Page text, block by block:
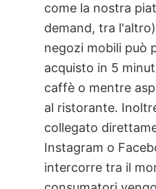
come la nostra
demand, tra
negozi mobili può
acquisto in 5
caffè o mentre
al ristorante.
collegato
Instagram o
intercorre tra il